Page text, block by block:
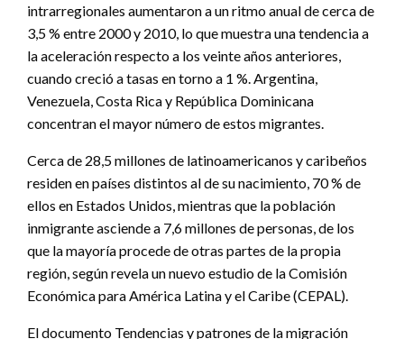
intrarregionales aumentaron a un ritmo anual de cerca de
3,5 % entre 2000 y 2010, lo que muestra una tendencia a
la aceleración respecto a los veinte años anteriores,
cuando creció a tasas en torno a 1 %. Argentina,
Venezuela, Costa Rica y República Dominicana
concentran el mayor número de estos migrantes.
Cerca de 28,5 millones de latinoamericanos y caribeños
residen en países distintos al de su nacimiento, 70 % de
ellos en Estados Unidos, mientras que la población
inmigrante asciende a 7,6 millones de personas, de los
que la mayoría procede de otras partes de la propia
región, según revela un nuevo estudio de la Comisión
Económica para América Latina y el Caribe (CEPAL).
El documento Tendencias y patrones de la migración